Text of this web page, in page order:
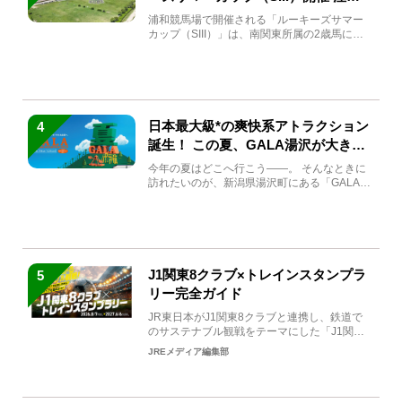
馬と見どころをチェック
浦和競馬場で開催される「ルーキーズサマー
カップ（SIII）」は、南関東所属の2歳馬によ
4
日本最大級*の爽快系アトラクション
誕生！ この夏、GALA湯沢が大きく
生まれ変わる
今年の夏はどこへ行こう――。 そんなときに
訪れたいのが、新潟県湯沢町にある「GALA湯
5
J1関東8クラブ×トレインスタンプラ
リー完全ガイド
JR東日本がJ1関東8クラブと連携し、鉄道で
のサステナブル観戦をテーマにした「J1関東8
クラブ×トレイン...
JREメディア編集部